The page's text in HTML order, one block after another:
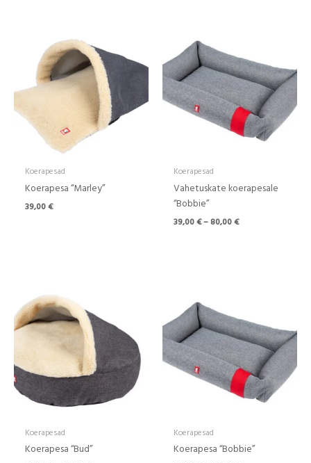
Koerapesad
Koerapesa “Marley”
39,00€
Koerapesad
Vahetuskate koerapesale
“Bobbie”
39,00€–80,00€
80,00 €
Koerapesad
Koerapesa “Bud”
kuni
122,00 €
Koerapesad
Koerapesa “Bobbie”
119,00 €